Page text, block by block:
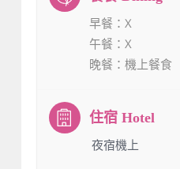
早餐 ：X
午餐 ：X
晚餐 ：機上餐食
：夜宿機上